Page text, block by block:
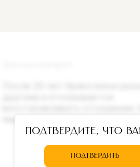
Подтвердите, что
ПОДТВЕРДИТЬ